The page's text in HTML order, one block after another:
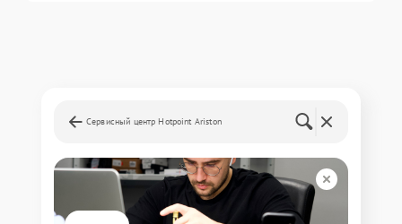
Сервисный центр Hotpoint Ariston